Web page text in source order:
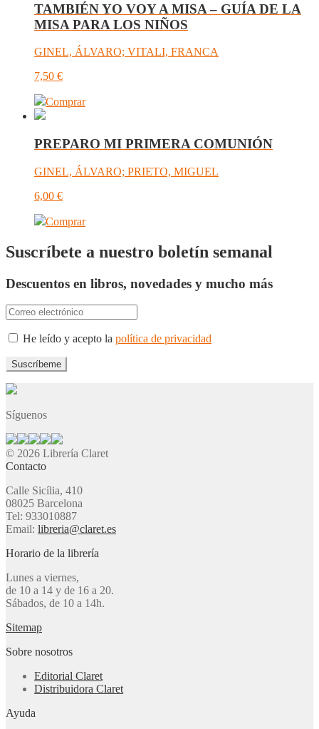
TAMBIÉN YO VOY A MISA – GUÍA DE LA
MISA PARA LOS NIÑOS
GINEL, ÁLVARO; VITALI, FRANCA
7,50 €
Comprar
PREPARO MI PRIMERA COMUNIÓN
GINEL, ÁLVARO; PRIETO, MIGUEL
6,00 €
Comprar
Suscríbete a nuestro boletín semanal
Descuentos en libros, novedades y mucho más
He leído y acepto la política de privacidad
Síguenos
© 2026 Librería Claret
Contacto
Calle Sicília, 410
08025 Barcelona
Tel: 933010887
Email: libreria@claret.es
Horario de la librería
Lunes a viernes,
de 10 a 14 y de 16 a 20.
Sábados, de 10 a 14h.
Sitemap
Sobre nosotros
Editorial Claret
Distribuidora Claret
Ayuda